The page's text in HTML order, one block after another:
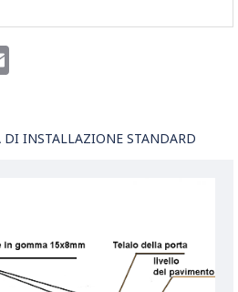
Email
DI INSTALLAZIONE STANDARD